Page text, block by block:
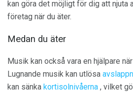
kan göra det möjligt för dig att njuta
företag när du äter.
Medan du äter
Musik kan också vara en hjälpare
Lugnande musik kan utlösa
kan sänka kortisolnivåerna , vilket